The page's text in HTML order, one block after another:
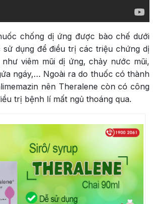
chống dị ứng được bào chế dưới
sử dụng để điều trị các triệu chứng dị
viêm mũi dị ứng, chảy nước mũi,
ngáy,… Ngoài ra do thuốc có thành
nên Theralene còn có công
trị bệnh lí mất ngủ thoáng qua.